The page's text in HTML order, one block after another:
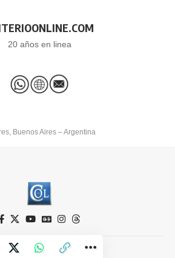
20 años en linea
Buenos Aires – Argentina
Criterio Online © 2026